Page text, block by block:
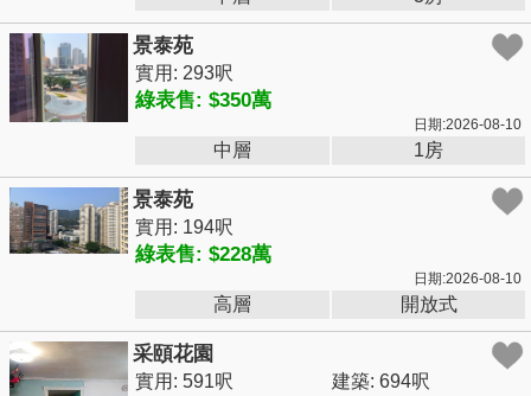
景泰苑
實用: 293呎
綠表售: $350萬
日期:2026-08-10
中層 1房
景泰苑
實用: 194呎
綠表售: $228萬
日期:2026-08-10
高層 開放式
采頤花園
實用: 591呎 建築: 694呎